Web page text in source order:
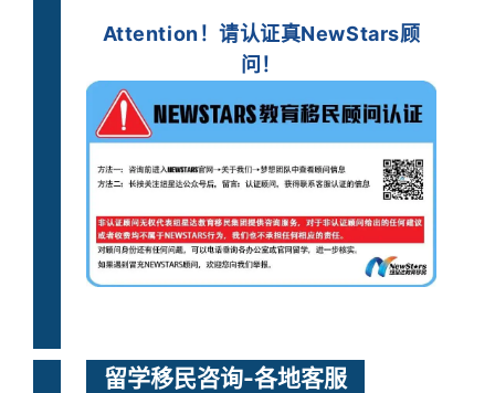
Attention！请认证真NewStars顾
问！
留学移民咨询-各地客服